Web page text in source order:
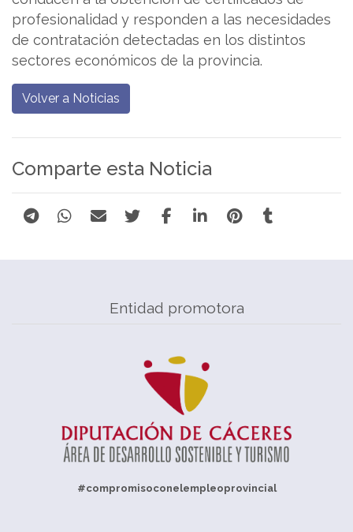
profesionalidad y responden a las necesidades
de contratación detectadas en los distintos
sectores económicos de la provincia.
Volver a Noticias
Comparte esta Noticia
Entidad promotora
#compromisoconelempleoprovincial